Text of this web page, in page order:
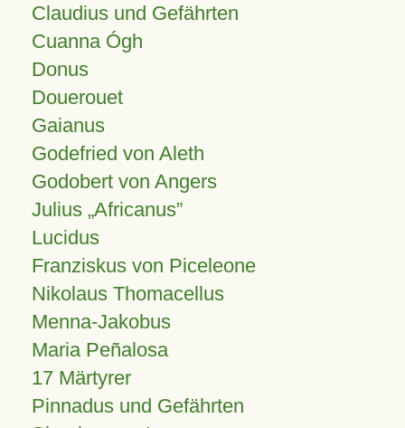
Claudius und Gefährten
Cuanna Ógh
Donus
Douerouet
Gaianus
Godefried von Aleth
Godobert von Angers
Julius Africanus
Lucidus
Franziskus von Piceleone
Nikolaus Thomacellus
Menna-Jakobus
Maria Peñalosa
17 Märtyrer
Pinnadus und Gefährten